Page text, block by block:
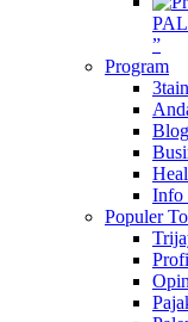
”
Program
Info
Populer